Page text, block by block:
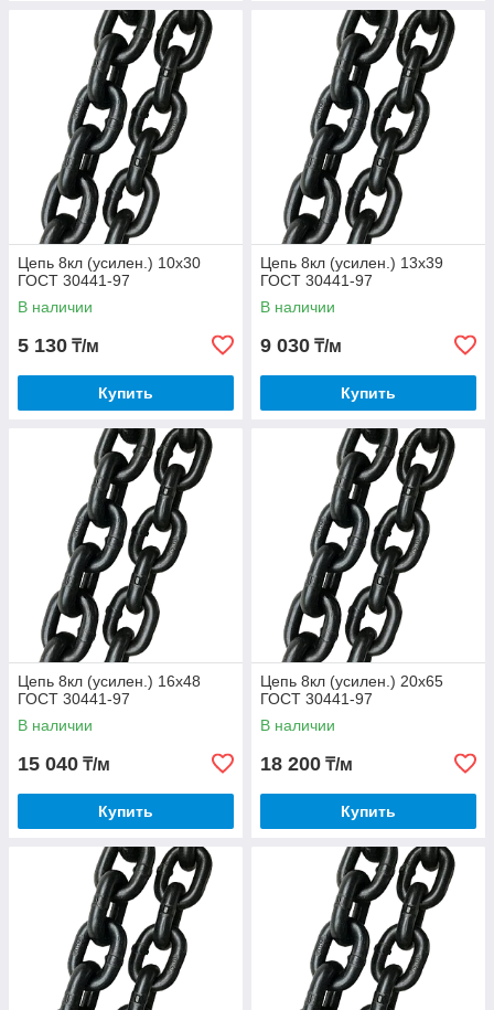
Цепь 8кл (усилен.) 10х30
ГОСТ 30441-97
В наличии
5 130 ₸/м
Купить
Цепь 8кл (усилен.) 13х39
ГОСТ 30441-97
В наличии
9 030 ₸/м
Купить
Цепь 8кл (усилен.) 16х48
ГОСТ 30441-97
В наличии
15 040 ₸/м
Купить
Цепь 8кл (усилен.) 20х65
ГОСТ 30441-97
В наличии
18 200 ₸/м
Купить